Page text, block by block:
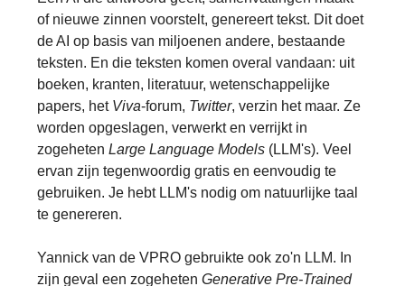
of nieuwe zinnen voorstelt, genereert tekst. Dit doet
de AI op basis van miljoenen andere, bestaande
teksten. En die teksten komen overal vandaan: uit
boeken, kranten, literatuur, wetenschappelijke
papers, het Viva-forum, Twitter, verzin het maar. Ze
worden opgeslagen, verwerkt en verrijkt in
zogeheten Large Language Models (LLM's). Veel
ervan zijn tegenwoordig gratis en eenvoudig te
gebruiken. Je hebt LLM's nodig om natuurlijke taal
te genereren.
Yannick van de VPRO gebruikte ook zo'n LLM. In
zijn geval een zogeheten Generative Pre-Trained